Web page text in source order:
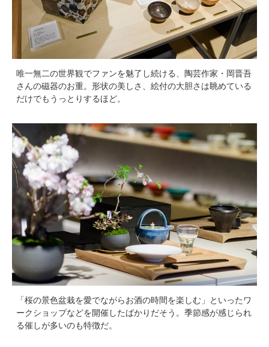
唯一無二の世界観でファンを魅了し続ける、陶芸作家・岡晋吾
さんの磁器のお重。形状の美しさ、絵付の大胆さは眺めている
だけでもうっとりするほど。
「桜の景色盆栽を愛でながらお酒の時間を楽しむ」といったワ
ークショップなどを開催したばかりだそう。季節感が感じられ
る催しが多いのも特徴だ。